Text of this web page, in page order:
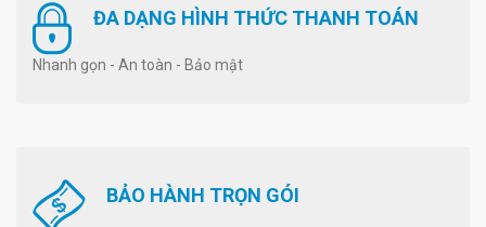
ĐA DẠNG HÌNH THỨC THANH TOÁN
Nhanh gọn - An toàn - Bảo mật
BẢO HÀNH TRỌN GÓI